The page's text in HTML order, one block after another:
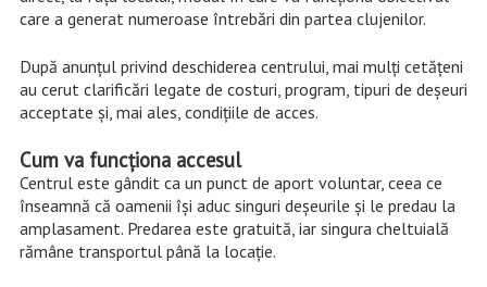
care a generat numeroase întrebări din partea clujenilor.
După anunțul privind deschiderea centrului, mai mulți cetățeni
au cerut clarificări legate de costuri, program, tipuri de deșeuri
acceptate și, mai ales, condițiile de acces.
Cum va funcționa accesul
Centrul este gândit ca un punct de aport voluntar, ceea ce
înseamnă că oamenii își aduc singuri deșeurile și le predau la
amplasament. Predarea este gratuită, iar singura cheltuială
rămâne transportul până la locație.